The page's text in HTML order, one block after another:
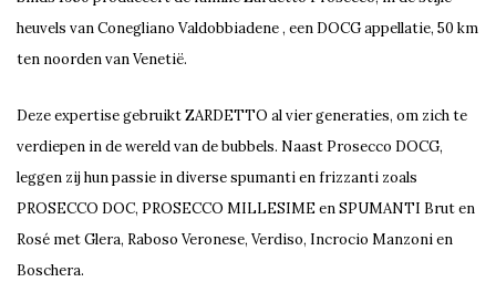
heuvels van Conegliano Valdobbiadene , een DOCG appellatie, 50 km
ten noorden van Venetië.
Deze expertise gebruikt ZARDETTO al vier generaties, om zich te
verdiepen in de wereld van de bubbels. Naast Prosecco DOCG,
leggen zij hun passie in diverse spumanti en frizzanti zoals
PROSECCO DOC, PROSECCO MILLESIME en SPUMANTI Brut en
Rosé met Glera, Raboso Veronese, Verdiso, Incrocio Manzoni en
Boschera.